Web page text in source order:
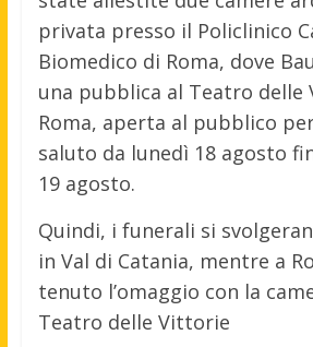
privata presso il Policlinico
Biomedico di Roma, dove
una pubblica al Teatro delle
Roma, aperta al pubblico
saluto da lunedì 18 agosto
19 agosto.
Quindi, i funerali si
in Val di Catania, mentre a
tenuto l’omaggio con la
Teatro delle Vittorie